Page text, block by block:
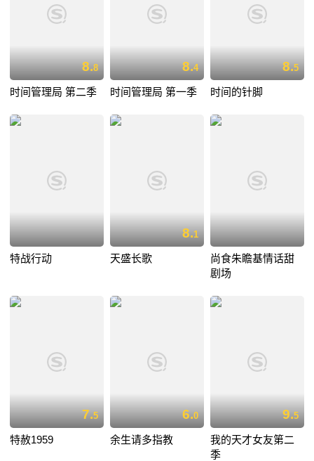
8.8
时间管理局 第二季
8.4
时间管理局 第一季
8.5
时间的针脚
特战行动
8.1
天盛长歌
尚食朱瞻基情话甜
剧场
7.5
特赦1959
6.0
余生请多指教
9.5
我的天才女友第二
季